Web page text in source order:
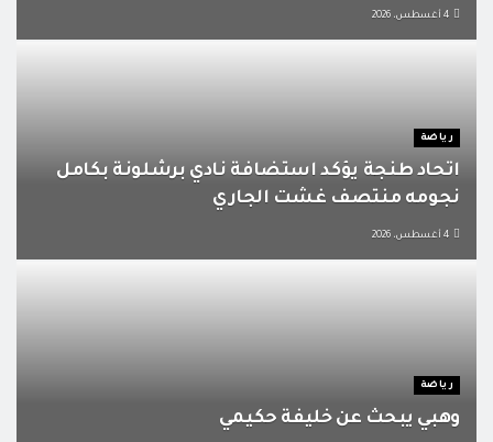
رياضة
اتحاد طنجة يؤكد استضافة نادي برشلونة بكامل
نجومه منتصف غشت الجاري
رياضة
وهبي يبحث عن خليفة حكيمي